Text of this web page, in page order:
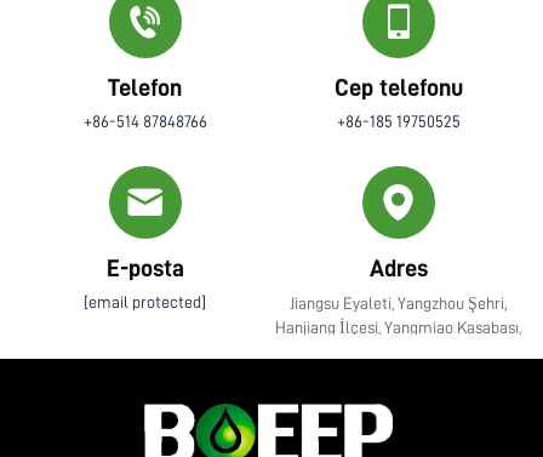
Telefon
+86-514 87848766
Cep telefonu
+86-185 19750525
E-posta
[email protected]
Adres
Jiangsu Eyaleti, Yangzhou Şehri,
Hanjiang İlçesi, Yangmiao Kasabası,